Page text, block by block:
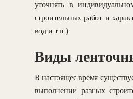
уточнять в
строительных работ и
вод и т.п.).
Виды
В настоящее время
выполнении разных